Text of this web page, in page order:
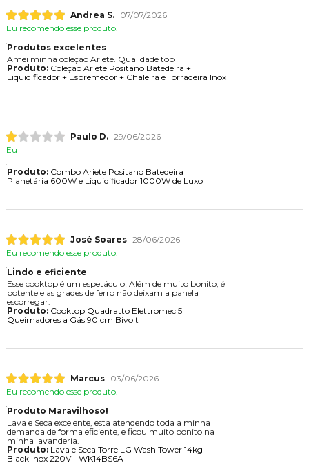
Andrea S.
07/07/2026
Eu recomendo esse produto.
Produtos excelentes
Amei minha coleção Ariete. Qualidade top
Produto:Coleção Ariete Positano Batedeira +
Liquidificador + Espremedor + Chaleira e Torradeira Inox
Paulo D. 29/06/2026
Eu
Produto:Combo Ariete Positano Batedeira
Planetária 600W e Liquidificador 1000W de Luxo
José Soares 28/06/2026
Eu recomendo esse produto.
Lindo e eficiente
Esse cooktop é um espetáculo! Além de muito bonito, é
potente e as grades de ferro não deixam a panela
escorregar.
Produto:Cooktop Quadratto Elettromec 5
Queimadores a Gás 90 cm Bivolt
Marcus
03/06/2026
Eu recomendo esse produto.
Produto Maravilhoso!
Lava e Seca excelente, esta atendendo toda a minha
demanda de forma eficiente, e ficou muito bonito na
minha lavanderia.
Produto:Lava e Seca Torre LG Wash Tower 14kg
Black Inox 220V - WK14BS6A